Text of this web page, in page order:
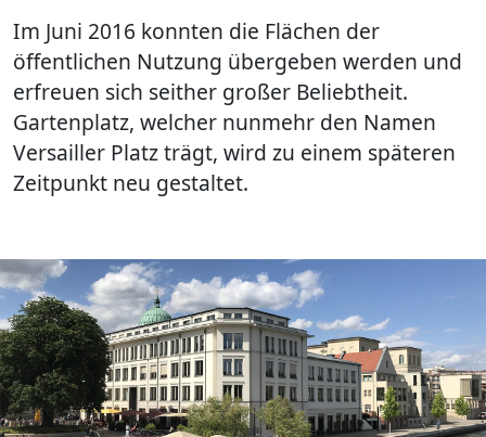
Im Juni 2016 konnten die Flächen der
öffentlichen Nutzung übergeben werden und
erfreuen sich seither großer Beliebtheit.
Gartenplatz, welcher nunmehr den Namen
Versailler Platz trägt, wird zu einem späteren
Zeitpunkt neu gestaltet.